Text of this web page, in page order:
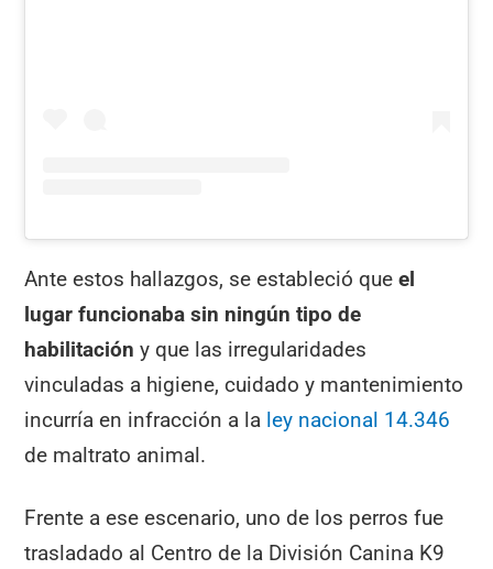
Ante estos hallazgos, se estableció queel
lugar funcionaba sin ningún tipo de
habilitación y que las irregularidades
vinculadas a higiene, cuidado y mantenimiento
incurría en infracción a la ley nacional 14.346
de maltrato animal.
Frente a ese escenario, uno de los perros fue
trasladado al Centro de la División Canina K9